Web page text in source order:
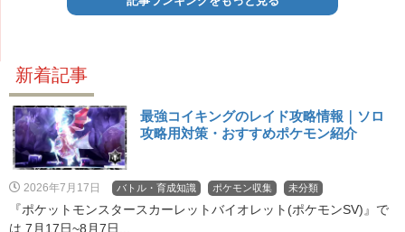
新着記事
最強コイキングのレイド攻略情報｜ソロ
攻略用対策・おすすめポケモン紹介
2026年7月17日 バトル・育成知識 ポケモン収集 未分類
『ポケットモンスタースカーレットバイオレット(ポケモンSV)』で
は 7月17日~8月7日...